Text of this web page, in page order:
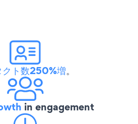
クト数250%増。
in engagement